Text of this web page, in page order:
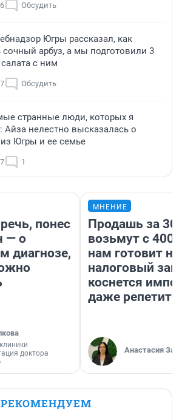
Обсудить
Югры рассказал, как
сочный арбуз, а мы подготовили 3
с ним
Обсудить
странные люди, которых я
Айза нелестно высказалась о
из Югры и ее семье
1
понес
— о
диагнозе,
доктора
МНЕНИЕ
Продашь за
возьмут с
нам готовит
налоговый
коснется
даже
Анастасия
РЕКОМЕНДУЕМ